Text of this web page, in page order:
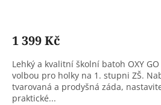
1 399 Kč
Lehký a kvalitní školní batoh OXY
volbou pro holky na 1. stupni ZŠ.
tvarovaná a prodyšná záda,
praktické...